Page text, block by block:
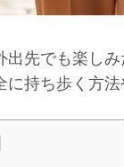
先でも楽し
持ち歩く方